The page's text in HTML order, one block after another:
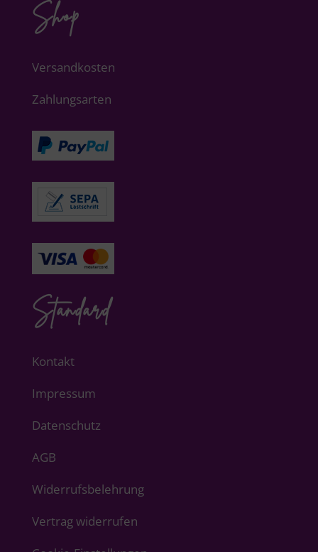
Shop
Versandkosten
Zahlungsarten
Standard
Kontakt
Impressum
Datenschutz
AGB
Widerrufsbelehrung
Vertrag widerrufen